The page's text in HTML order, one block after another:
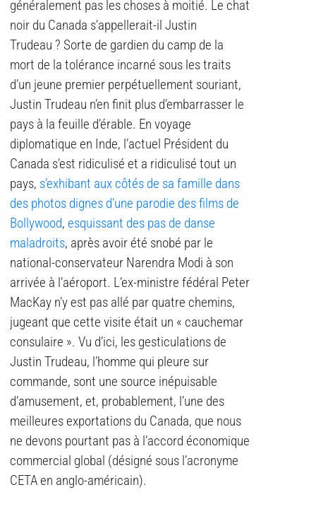
généralement pas les choses à moitié. Le chat
noir du Canada s’appellerait-il Justin
Trudeau ? Sorte de gardien du camp de la
mort de la tolérance incarné sous les traits
d’un jeune premier perpétuellement souriant,
Justin Trudeau n’en finit plus d’embarrasser le
pays à la feuille d’érable. En voyage
diplomatique en Inde, l’actuel Président du
Canada s’est ridiculisé et a ridiculisé tout un
pays, s’exhibant aux côtés de sa famille dans
des photos dignes d’une parodie des films de
Bollywood, esquissant des pas de danse
maladroits, après avoir été snobé par le
national-conservateur Narendra Modi à son
arrivée à l’aéroport. L’ex-ministre fédéral Peter
MacKay n’y est pas allé par quatre chemins,
jugeant que cette visite était un « cauchemar
consulaire ». Vu d’ici, les gesticulations de
Justin Trudeau, l’homme qui pleure sur
commande, sont une source inépuisable
d’amusement, et, probablement, l’une des
meilleures exportations du Canada, que nous
ne devons pourtant pas à l’accord économique
commercial global (désigné sous l’acronyme
CETA en anglo-américain).